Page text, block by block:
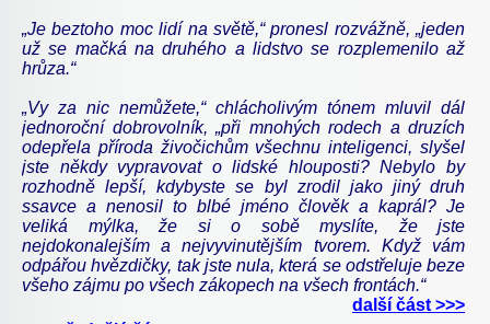
„Je beztoho moc lidí na světě,“ pronesl rozvážně, „jeden
už se mačká na druhého a lidstvo se rozplemenilo až
hrůza.“
„Vy za nic nemůžete,“ chlácholivým tónem mluvil dál
jednoroční dobrovolník, „při mnohých rodech a druzích
odepřela příroda živočichům všechnu inteligenci, slyšel
jste někdy vypravovat o lidské hlouposti? Nebylo by
rozhodně lepší, kdybyste se byl zrodil jako jiný druh
ssavce a nenosil to blbé jméno člověk a kaprál? Je
veliká mýlka, že si o sobě myslíte, že jste
nejdokonalejším a nejvyvinutějším tvorem. Když vám
odpářou hvězdičky, tak jste nula, která se odstřeluje beze
všeho zájmu po všech zákopech na všech frontách.“
další část >>>